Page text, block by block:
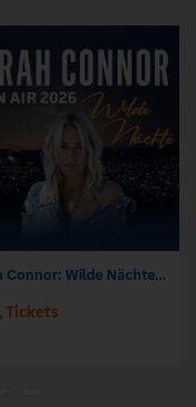
Sarah Connor: Wilde Nächte - Open Air 2026
Tickets